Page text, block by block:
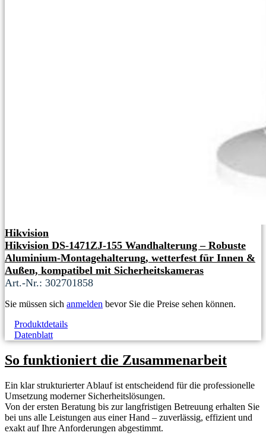
Hikvision
Hikvision DS-1471ZJ-155 Wandhalterung – Robuste
Aluminium-Montagehalterung, wetterfest für Innen &
Außen, kompatibel mit Sicherheitskameras
Art.-Nr.: 302701858
Sie müssen sich anmelden bevor Sie die Preise sehen können.
Produktdetails
Datenblatt
So funktioniert die Zusammenarbeit
Ein klar strukturierter Ablauf ist entscheidend für die professionelle
Umsetzung moderner Sicherheitslösungen.
Von der ersten Beratung bis zur langfristigen Betreuung erhalten Sie
bei uns alle Leistungen aus einer Hand – zuverlässig, effizient und
exakt auf Ihre Anforderungen abgestimmt.